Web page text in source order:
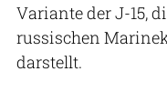
Variante der J-15,
russischen
darstellt.